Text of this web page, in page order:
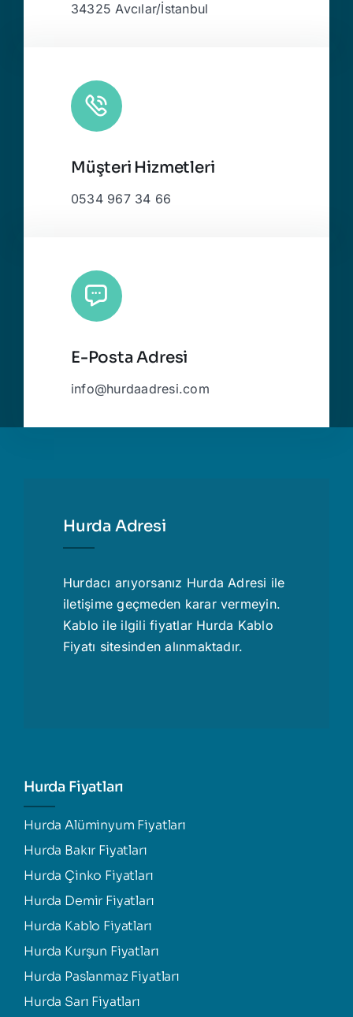
34325 Avcılar/İstanbul
Müşteri Hizmetleri
0534 967 34 66
E-Posta Adresi
info@hurdaadresi.com
Hurda Adresi
Hurdacı arıyorsanız Hurda Adresi ile
iletişime geçmeden karar vermeyin.
Kablo ile ilgili fiyatlar Hurda Kablo
Fiyatı sitesinden alınmaktadır.
Hurda Fiyatları
Hurda Alüminyum Fiyatları
Hurda Bakır Fiyatları
Hurda Çinko Fiyatları
Hurda Demir Fiyatları
Hurda Kablo Fiyatları
Hurda Kurşun Fiyatları
Hurda Paslanmaz Fiyatları
Hurda Sarı Fiyatları